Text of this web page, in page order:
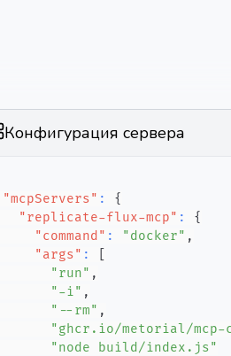
Конфигурация сервера
"mcpServers" :
{
"replicate-flux-mcp" :
{
"command" : "docker" ,
"args" :
"run" ,
"-i" ,
"--rm" ,
"ghcr.io/metorial/
"node build/index.js"